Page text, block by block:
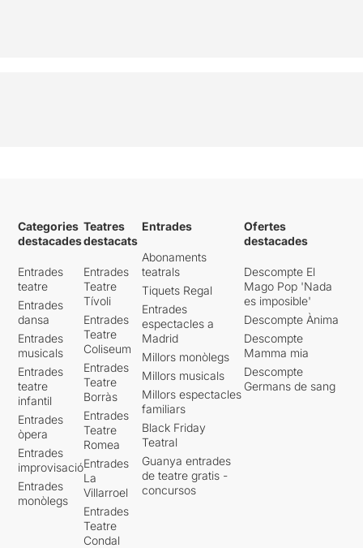
Categories
destacades
Entrades
teatre
Entrades
dansa
Entrades
musicals
Entrades
teatre
infantil
Entrades
òpera
Entrades
improvisació
Entrades
monòlegs
Teatres
destacats
Entrades
Teatre
Tívoli
Entrades
Teatre
Coliseum
Entrades
Teatre
Borràs
Entrades
Teatre
Romea
Entrades
La
Villarroel
Entrades
Teatre
Condal
Entrades
Abonaments
teatrals
Tiquets Regal
Entrades
espectacles a
Madrid
Millors monòlegs
Millors musicals
Millors espectacles
familiars
Black Friday
Teatral
Guanya entrades
de teatre gratis -
concursos
Ofertes
destacades
Descompte El
Mago Pop 'Nada
es imposible'
Descompte Ànima
Descompte
Mamma mia
Descompte
Germans de sang